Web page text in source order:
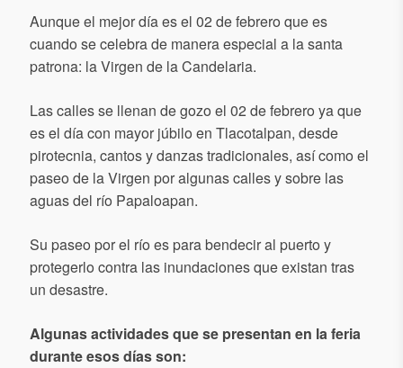
Aunque el mejor día es el 02 de febrero que es
cuando se celebra de manera especial a la santa
patrona: la Virgen de la Candelaria.
Las calles se llenan de gozo el 02 de febrero ya que
es el día con mayor júbilo en Tlacotalpan, desde
pirotecnia, cantos y danzas tradicionales, así como el
paseo de la Virgen por algunas calles y sobre las
aguas del río Papaloapan.
Su paseo por el río es para bendecir al puerto y
protegerlo contra las inundaciones que existan tras
un desastre.
Algunas actividades que se presentan en la feria
durante esos días son: